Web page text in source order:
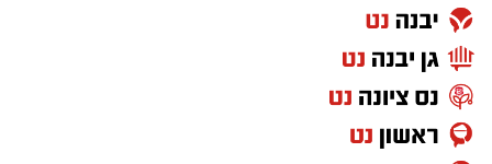
החזר מס נוצר כאשר מתברר בחישוב השנתי
ששולם יותר מס מהנדרש.
למה דווקא שכירים רבים לא בודקים זכאות?